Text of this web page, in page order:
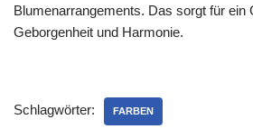
Blumenarrangements. Das sorgt für ein
Geborgenheit und Harmonie.
Schlagwörter: FARBEN